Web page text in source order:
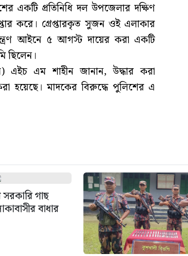
একটি প্রতিনিধি দল উপজেলার দক্ষিণ
করে। গ্রেপ্তারকৃত সুজন ওই এলাকার
আইনে ৫ আগস্ট দায়ের করা একটি
ছিলেন।
এইচ এম শাহীন জানান, উদ্ধার করা
হয়েছে। মাদকের বিরুদ্ধে পুলিশের এ
গাছ
বাধার